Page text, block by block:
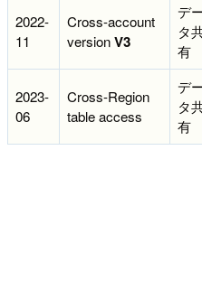
2022-
11
Cross-account
versionV3
デ
タ
有
2023-
06
Cross-Region
table access
デ
タ
有